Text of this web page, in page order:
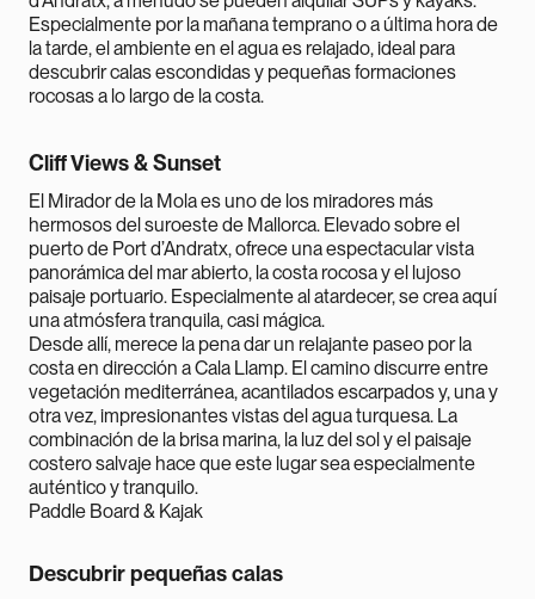
Especialmente por la mañana tempranoo a última hora de
la tarde, el ambiente en el agua es relajado, ideal para
descubrir calas escondidas y pequeñas formaciones
rocosas a lo largo de la costa.
Cliff Views & Sunset
El Mirador de la Mola es uno de los miradores más
hermosos del suroeste de Mallorca. Elevado sobre el
puerto de Port d’Andratx, ofrece una espectacular vista
panorámica del mar abierto, la costa rocosa y el lujoso
paisaje portuario. Especialmente al atardecer, se crea aquí
una atmósfera tranquila, casi mágica.
Desde allí, merece la pena dar un relajante paseo por la
costa en dirección a Cala Llamp. El camino discurre entre
vegetación mediterránea, acantilados escarpados y, una y
otra vez, impresionantes vistas del agua turquesa. La
combinación de la brisa marina, la luz del sol y el paisaje
costero salvaje hace que este lugar sea especialmente
auténtico y tranquilo.
Paddle Board & Kajak
Descubrir pequeñas calas